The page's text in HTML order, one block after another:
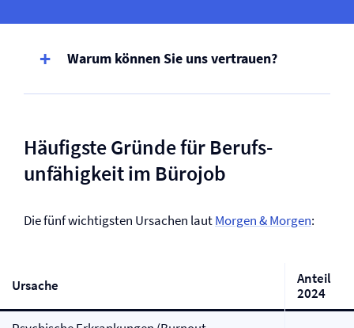
Warum können Sie uns vertrauen?
Häufigste Gründe für Berufs­
unfähigkeit im Bürojob
Die fünf wichtigsten Ursachen lautMorgen & Morgen:
Ursache
Anteil
2024